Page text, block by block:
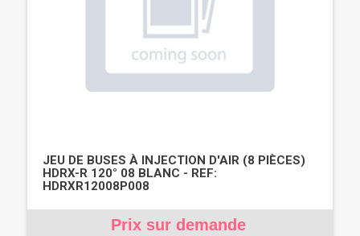
JEU DE BUSES À INJECTION D'AIR (8 PIÈCES)
HDRX-R 120° 08 BLANC - REF:
HDRXR12008P008
Prix sur demande